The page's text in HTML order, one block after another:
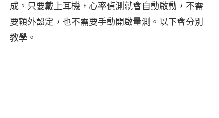
成。只要戴上耳機，心率偵測就會自動啟動，不需
要額外設定，也不需要手動開啟量測。以下會分別
教學。